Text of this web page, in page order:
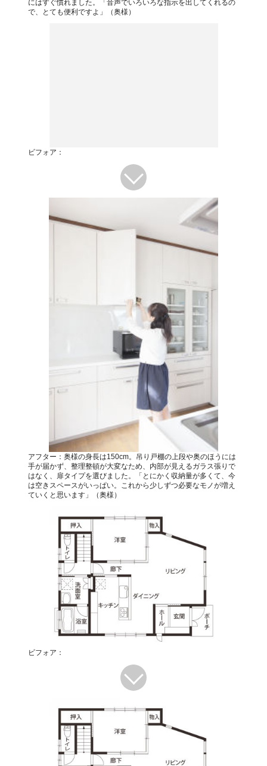
にはすぐ慣れました。「音声でいろいろな指示を出してくれるの
で、とても便利ですよ」（奥様）
ビフォア：
アフター：奥様の身長は150cm。吊り戸棚の上段や奥のほうには
手が届かず、整理整頓が大変なため、内部が見えるガラス張りで
はなく、扉タイプを選びました。「とにかく収納量が多くて、今
は空きスペースがいっぱい。これから少しずつ必要なモノが増え
ていくと思います」（奥様）
ビフォア：